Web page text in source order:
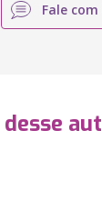
Fale